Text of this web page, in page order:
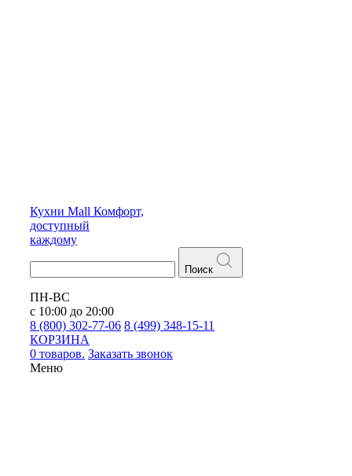
Кухни Mall Комфорт,
доступный
каждому
Поиск
ПН-ВС
с 10:00 до 20:00
8 (800) 302-77-06 8 (499) 348-15-11
КОРЗИНА
0 товаров. Заказать звонок
Меню